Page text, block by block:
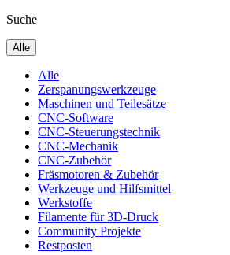
Suche
Alle
Alle
Zerspanungswerkzeuge
Maschinen und Teilesätze
CNC-Software
CNC-Steuerungstechnik
CNC-Mechanik
CNC-Zubehör
Fräsmotoren & Zubehör
Werkzeuge und Hilfsmittel
Werkstoffe
Filamente für 3D-Druck
Community Projekte
Restposten